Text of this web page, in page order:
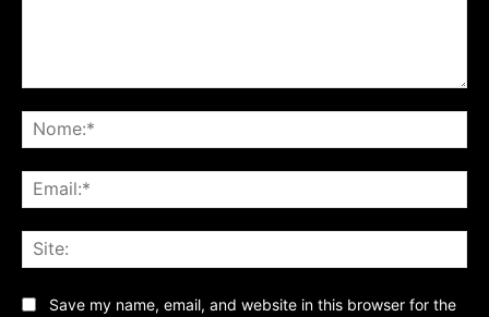
Save my name, email, and website in this browser for the